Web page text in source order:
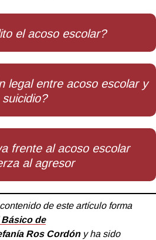
el acoso escolar?
legal entre acoso escolar y
suicidio?
frente al acoso escolar
al agresor
de este artículo forma
Básico de
Ros Cordóny ha sido